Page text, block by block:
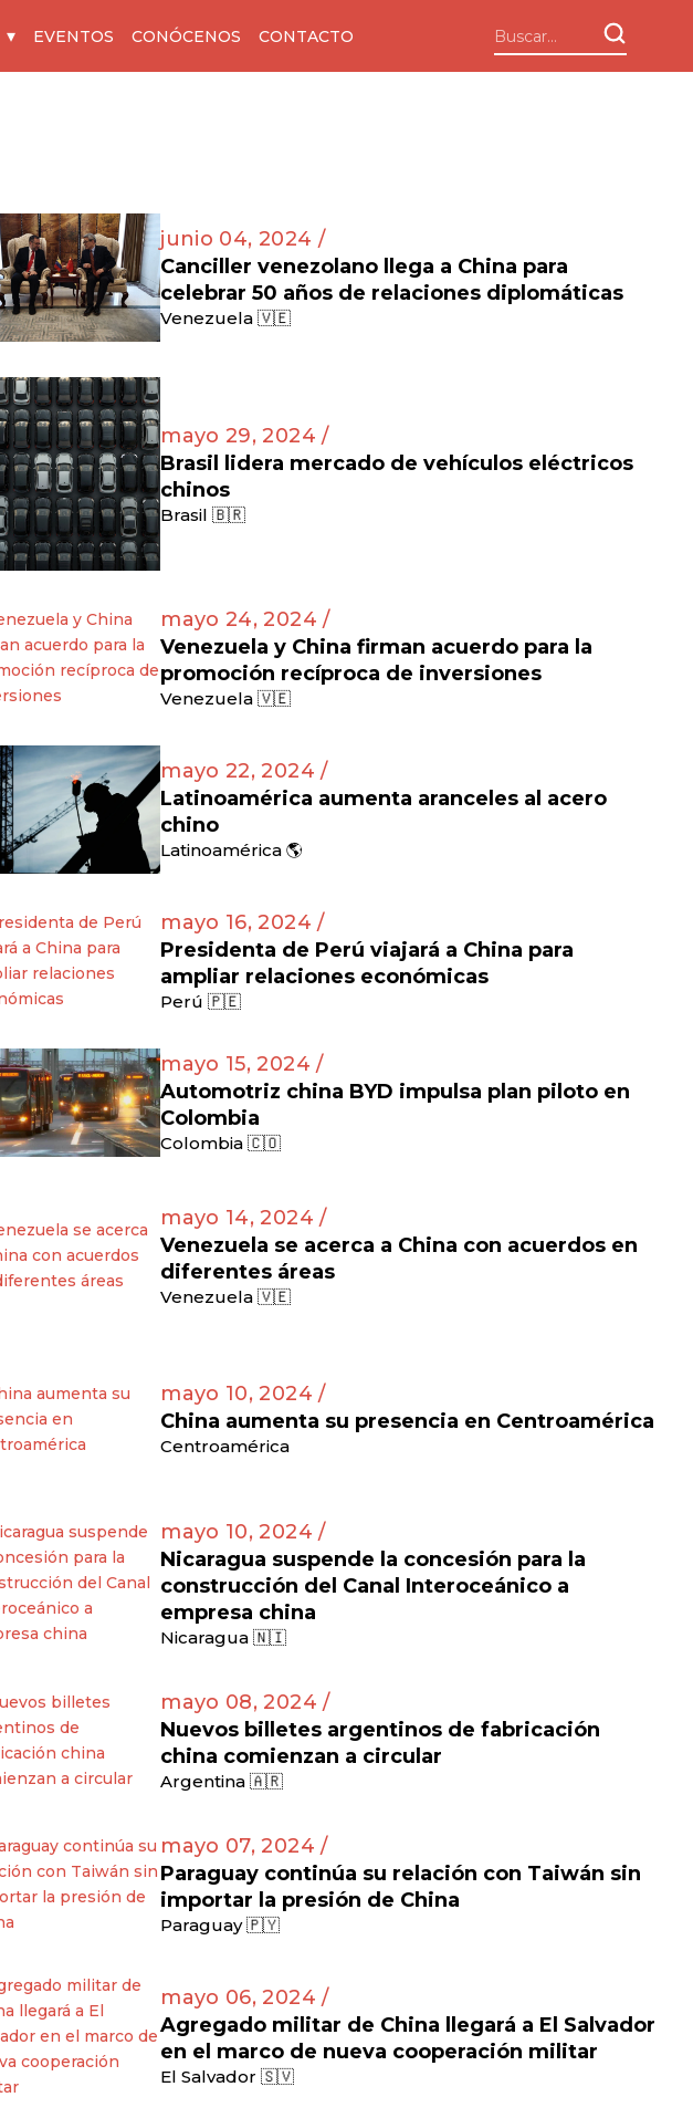
EVENTOS CONÓCENOS CONTACTO
junio 04, 2024 /
Canciller venezolano llega a China para
celebrar 50 años de relaciones diplomáticas
Venezuela 🇻🇪
mayo 29, 2024 /
Brasil lidera mercado de vehículos eléctricos
chinos
Brasil 🇧🇷
mayo 24, 2024 /
Venezuela y China firman acuerdo para la
promoción recíproca de inversiones
Venezuela 🇻🇪
mayo 22, 2024 /
Latinoamérica aumenta aranceles al acero
chino
Latinoamérica 🌎
mayo 16, 2024 /
Presidenta de Perú viajará a China para
ampliar relaciones económicas
Perú 🇵🇪
mayo 15, 2024 /
Automotriz china BYD impulsa plan piloto en
Colombia
Colombia 🇨🇴
mayo 14, 2024 /
Venezuela se acerca a China con acuerdos en
diferentes áreas
Venezuela 🇻🇪
mayo 10, 2024 /
China aumenta su presencia en Centroamérica
Centroamérica
mayo 10, 2024 /
Nicaragua suspende la concesión para la
construcción del Canal Interoceánico a
empresa china
Nicaragua 🇳🇮
mayo 08, 2024 /
Nuevos billetes argentinos de fabricación
china comienzan a circular
Argentina 🇦🇷
mayo 07, 2024 /
Paraguay continúa su relación con Taiwán sin
importar la presión de China
Paraguay 🇵🇾
mayo 06, 2024 /
Agregado militar de China llegará a El Salvador
en el marco de nueva cooperación militar
El Salvador 🇸🇻